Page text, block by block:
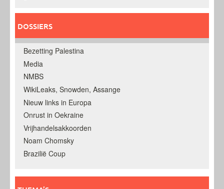
DOSSIERS
Bezetting Palestina
Media
NMBS
WikiLeaks, Snowden, Assange
Nieuw links in Europa
Onrust in Oekraine
Vrijhandelsakkoorden
Noam Chomsky
Brazilië Coup